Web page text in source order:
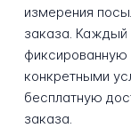
измерения
заказа.
фиксированную
конкретными
бесплатную
заказа.